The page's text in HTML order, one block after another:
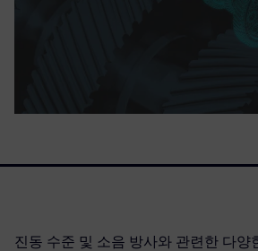
진동 수준 및 소음 방사와 관련한 다양